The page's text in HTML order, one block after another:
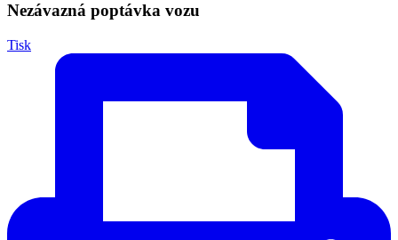
Nezávazná poptávka vozu
Tisk